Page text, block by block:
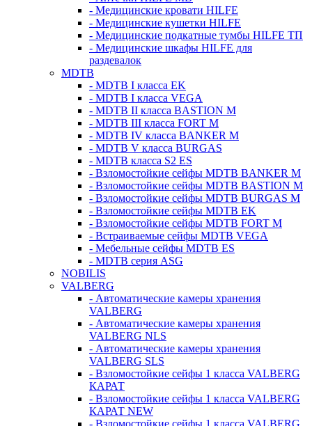
- Медицинские кровати HILFE
- Медицинские кушетки HILFE
- Медицинские подкатные тумбы HILFE ТП
- Медицинские шкафы HILFE для
раздевалок
MDTB
- MDTB I класса EK
- MDTB I класса VEGA
- MDTB II класса BASTION M
- MDTB III класса FORT M
- MDTB IV класса BANKER M
- MDTB V класса BURGAS
- MDTB класса S2 ES
- Взломостойкие сейфы MDTB BANKER M
- Взломостойкие сейфы MDTB BASTION M
- Взломостойкие сейфы MDTB BURGAS M
- Взломостойкие сейфы MDTB EK
- Взломостойкие сейфы MDTB FORT M
- Встраиваемые сейфы MDTB VEGA
- Мебельные сейфы MDTB ES
- MDTB серия ASG
NOBILIS
VALBERG
- Автоматические камеры хранения
VALBERG
- Автоматические камеры хранения
VALBERG NLS
- Автоматические камеры хранения
VALBERG SLS
- Взломостойкие сейфы 1 класса VALBERG
КАРАТ
- Взломостойкие сейфы 1 класса VALBERG
КАРАТ NEW
- Взломостойкие сейфы 1 класса VALBERG